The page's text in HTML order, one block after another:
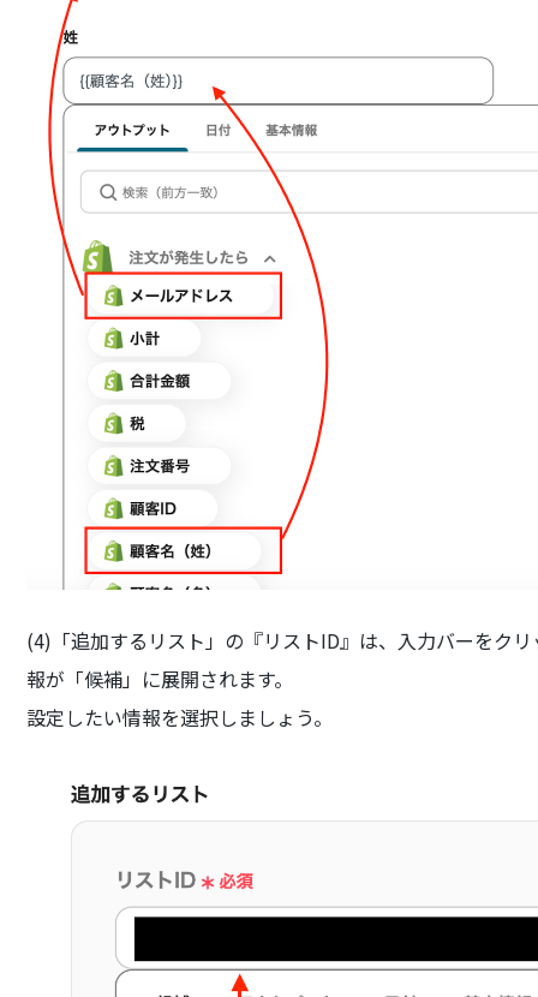
(4)「追加するリスト」の『リストID』は、入力バーをク
報が「候補」に展開されます。
設定したい情報を選択しましょう。